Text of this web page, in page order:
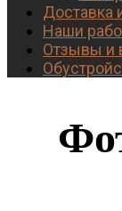
Доставка
Наши
Отзывы и